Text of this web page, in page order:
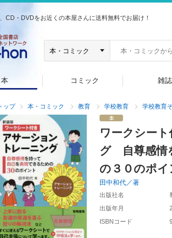
CD・DVDをお近くの本屋さんに送料無料でお届け！
本 コミック 雑誌
ップ 本・コミック 教育 学校教育 学校教育
ワークシー
グ 自尊感情
の３０のポ
田中和代／著
出版社名
出版年月
ISBNコード